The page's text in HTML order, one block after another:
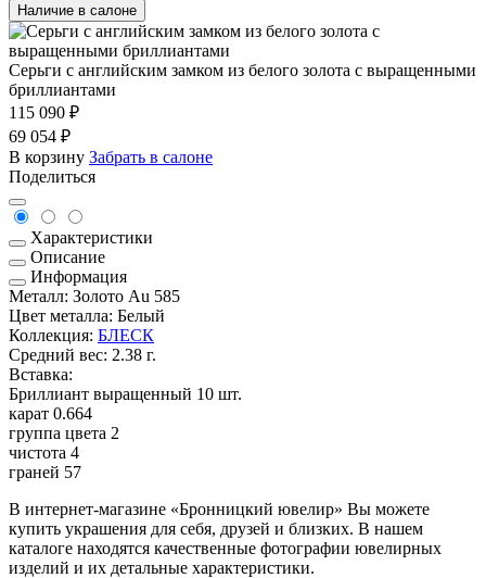
Наличие в салоне
Серьги с английским замком из белого золота с выращенными
бриллиантами
115 090 ₽
69 054 ₽
В корзину Забрать в салоне
Поделиться
Характеристики
Описание
Информация
Металл: Золото Au 585
Цвет металла: Белый
Коллекция: БЛЕСК
Средний вес: 2.38 г.
Вставка:
Бриллиант выращенный 10 шт.
карат 0.664
группа цвета 2
чистота 4
граней 57
В интернет-магазине «Бронницкий ювелир» Вы можете
купить украшения для себя, друзей и близких. В нашем
каталоге находятся качественные фотографии ювелирных
изделий и их детальные характеристики.